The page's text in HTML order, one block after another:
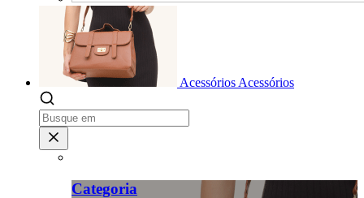
Acessórios Acessórios
Categoria